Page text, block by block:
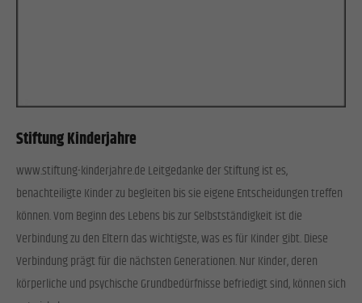
Stiftung Kinderjahre
www.stiftung-kinderjahre.de Leitgedanke der Stiftung ist es,
benachteiligte Kinder zu begleiten bis sie eigene Entscheidungen treffen
können. Vom Beginn des Lebens bis zur Selbstständigkeit ist die
Verbindung zu den Eltern das wichtigste, was es für Kinder gibt. Diese
Verbindung prägt für die nächsten Generationen. Nur Kinder, deren
körperliche und psychische Grundbedürfnisse befriedigt sind, können sich